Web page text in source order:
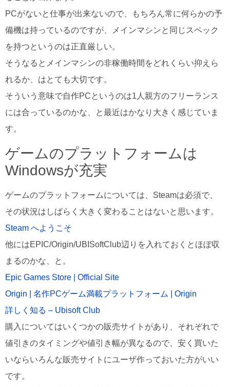
PCがないと仕事が出来ないので、もちろん常に何らかの予
備機は持っているのですが、メインマシンと同じスペック
を持つというのは正直厳しい。
そうなるとメインマシンの非稼働時間をどれくらい抑えら
れるか、はとても大切です。
そういう意味で自作PCというのは1人親方のフリーランス
には合っているのかな、と最近はかなり大きく感じていま
す。
ゲームのプラットフォームは
Windowsが充実
ゲームのプラットフォームについては、Steamは必須で、
その状況はしばらく大きく変わることはないと思います。
Steam へようこそ
他にはEPIC/Origin/UBISoftClub辺りを入れておくとほぼ収
まるのかな、と。
Epic Games Store | Official Site
Origin | 名作PCゲーム満載プラットフォーム | Origin
詳しく知る – Ubisoft Club
購入についてはいくつかの販売サイトがあり、それぞれで
値引きのタイミングや値引き幅が異なるので、安く買いた
いならいろんな販売サイトにユーザ作っておいた方がいい
です。